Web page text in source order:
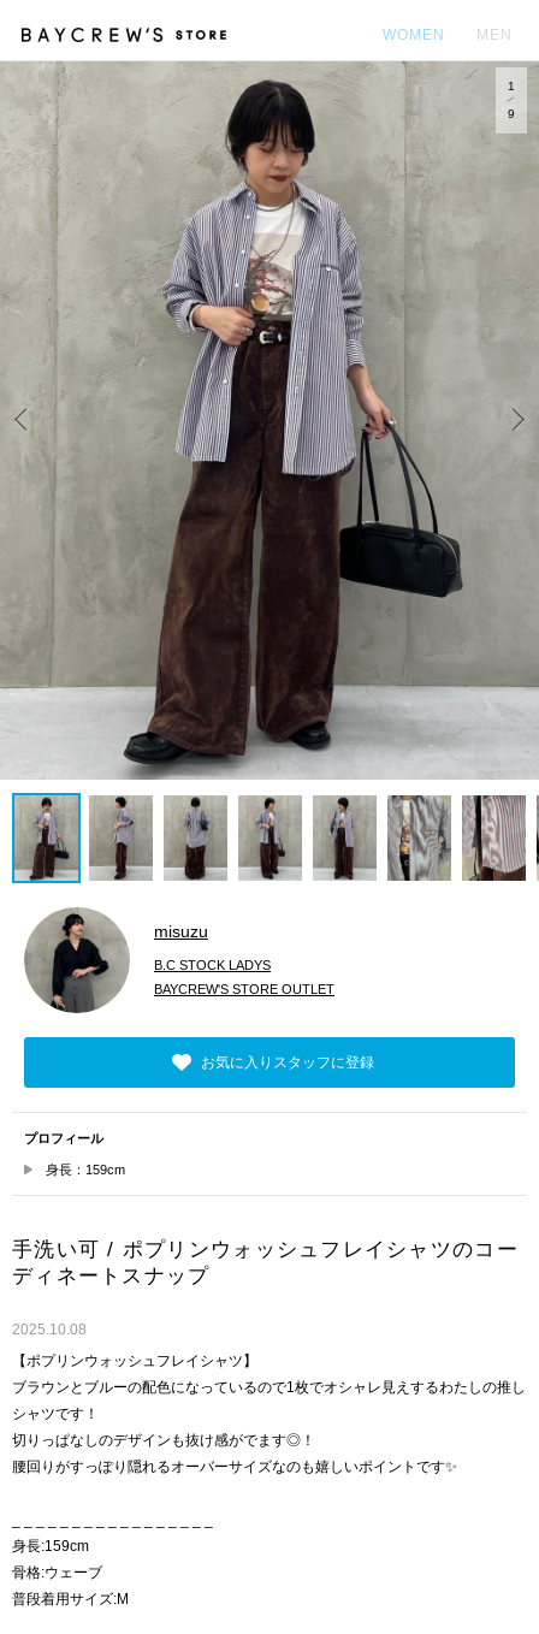
WOMEN MEN
Prev
1
9
misuzu
B.C STOCK LADYS
BAYCREW'S STORE OUTLET
お気に入りスタッフに登録
プロフィール
身長：159cm
手洗い可 / ポプリンウォッシュフレイシャツのコー
ディネートスナップ
2025.10.08
【ポプリンウォッシュフレイシャツ】
ブラウンとブルーの配色になっているので1枚でオシャレ見えするわたしの推し
シャツです！
切りっぱなしのデザインも抜け感がでます◎！
腰回りがすっぽり隠れるオーバーサイズなのも嬉しいポイントです✨
身長:159cm
骨格:ウェーブ
普段着用サイズ:M